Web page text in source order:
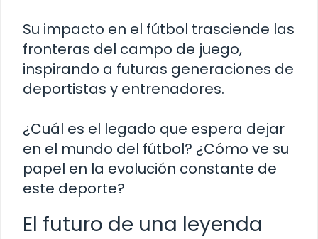
Su impacto en el fútbol trasciende las
fronteras del campo de juego,
inspirando a futuras generaciones de
deportistas y entrenadores.
¿Cuál es el legado que espera dejar
en el mundo del fútbol? ¿Cómo ve su
papel en la evolución constante de
este deporte?
El futuro de una leyenda